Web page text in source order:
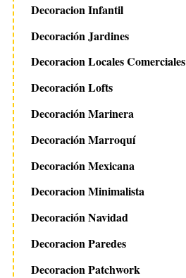
Decoracion Infantil
Decoración Jardines
Decoracion Locales Comerciales
Decoración Lofts
Decoración Marinera
Decoración Marroquí
Decoración Mexicana
Decoracion Minimalista
Decoración Navidad
Decoracion Paredes
Decoracion Patchwork